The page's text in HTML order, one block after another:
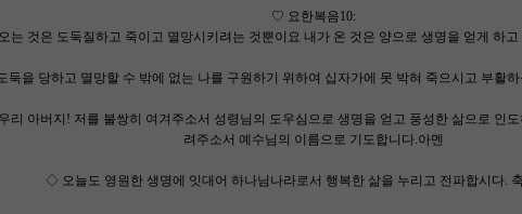
♡ 요한복음10:
는 것은 도둑질하고 죽이고 멸망시키려는 것뿐이요 내가 온 것은 양으로 생명을 얻게 하
둑을 당하고 멸망할 수 밖에 없는 나를 구원하기 위하여 십자가에 못 박혀 죽으시고 부활
리 아버지! 저를 불쌍히 여겨주소서 성령님의 도우심으로 생명을 얻고 풍성한 삶으로 인
려주소서 예수님의 이름으로 기도합니다.아멘
◇ 오늘도 영원한 생명에 잇대어 하나님나라로서 행복한 삶을 누리고 전파합시다.